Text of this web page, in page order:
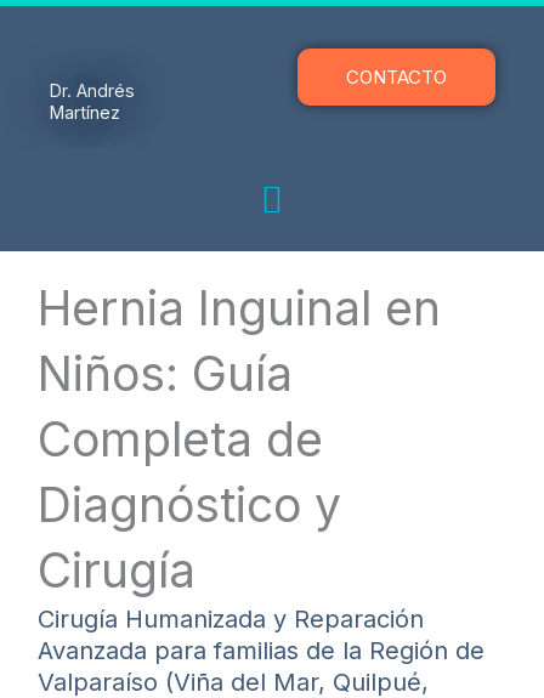
Ir
Dr. Andrés
Martínez
CONTACTO
Hernia Inguinal en
Niños: Guía
Completa de
Diagnóstico y
Cirugía
Cirugía Humanizada y Reparación
Avanzada para familias de la Región de
Valparaíso (Viña del Mar, Quilpué,